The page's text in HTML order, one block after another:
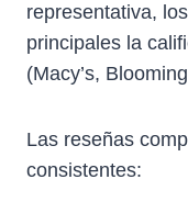
representativa,
principales la
(Macy’s,
Las reseñas
consistentes: